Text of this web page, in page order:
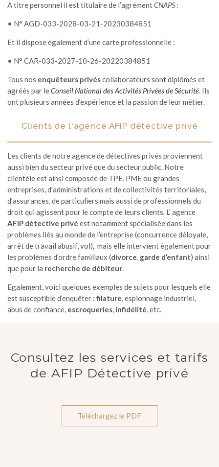
A titre personnel il est titulaire de l’agrémentCNAPS :
• N° AGD-033-2028-03-21-20230384851
Et il dispose également d’une carte professionnelle :
• N° CAR-033-2027-10-26-20220384851
Tous nos enquêteurs privéscollaborateurs sont diplômés et
agréés par leConseil National des Activités Privées de Sécurité. Ils
ont plusieurs années d’expérience et la passion de leur métier.
Clients de l'agence AFIP détective privé
Les clients de notre agence de détectives privés proviennent
aussi bien du secteur privé que du secteur public. Notre
clientèle est ainsi composée de TPE, PME ou grandes
entreprises, d’administrations et de collectivités territoriales,
d’assurances, de particuliers mais aussi de professionnels du
droit qui agissent pour le compte de leurs clients. L’ agence
AFIP détective privé est notamment spécialisée dans les
problèmes liés au monde de l’entreprise (concurrence déloyale,
arrêt de travail abusif, vol), mais elle intervient également pour
les problèmes d’ordre familiaux (divorce, garde d’enfant) ainsi
que pour la recherche de débiteur.
Egalement, voici quelques exemples de sujets pour lesquels elle
est susceptible d’enquêter : filature, espionnage industriel,
abus de confiance, escroqueries, infidélité, etc.
Consultez les services et tarifs
de AFIP Détective privé
Téléchargez le PDF